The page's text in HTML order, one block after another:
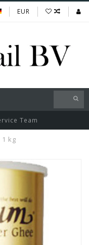
EUR
Team
kg